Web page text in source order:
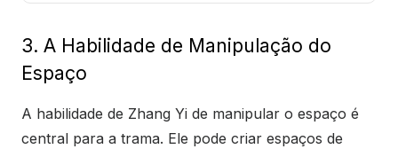
3. A Habilidade de Manipulação do
Espaço
A habilidade de Zhang Yi de manipular o espaço é
central para a trama. Ele pode criar espaços de